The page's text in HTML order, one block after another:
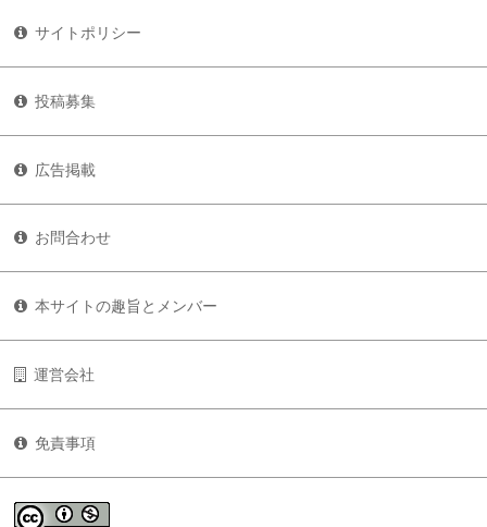
サイトポリシー
投稿募集
広告掲載
お問合わせ
本サイトの趣旨とメンバー
運営会社
免責事項